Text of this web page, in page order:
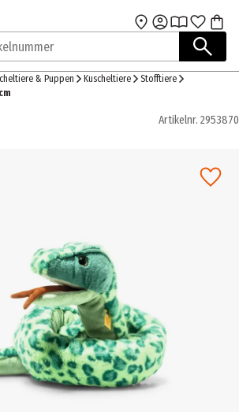
Zum Hauptinhalt
& Puppen Kuscheltiere
Stofftiere
Artikelnr. 2953870